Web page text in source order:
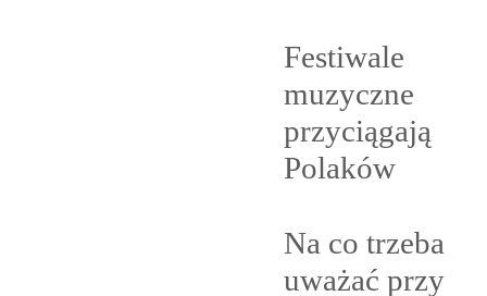
Festiwale
muzyczne
przyciągają
Polaków
Na co trzeba
uważać przy